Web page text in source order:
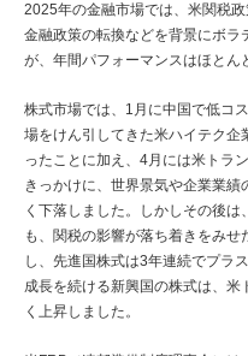
2025年の金融市場では、米関税
金融政策の転換などを背景にボラ
が、年間パフォーマンスはほとん
株式市場では、1月に中国で低コ
場をけん引してきた米ハイテク企
ったことに加え、4月には米トラ
きっかけに、世界景気や企業業
く下落しました。しかしその後
も、関税の影響が落ち着きをみ
し、先進国株式は3年連続でプラ
成長を続ける新興国の株式は、米
く上昇しました。